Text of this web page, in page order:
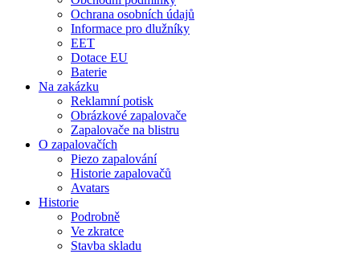
Ochrana osobních údajů
Informace pro dlužníky
EET
Dotace EU
Baterie
Na zakázku
Reklamní potisk
Obrázkové zapalovače
Zapalovače na blistru
O zapalovačích
Piezo zapalování
Historie zapalovačů
Avatars
Historie
Podrobně
Ve zkratce
Stavba skladu